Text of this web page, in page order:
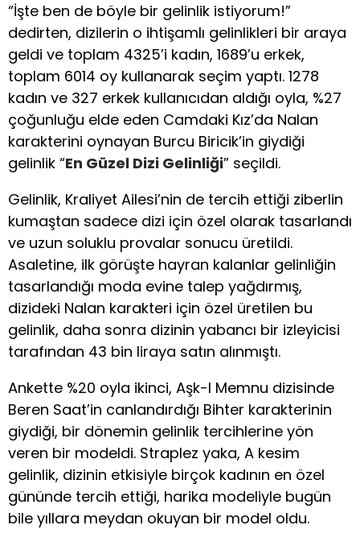
“İşte ben de böyle bir gelinlik istiyorum!”
dedirten, dizilerin o ihtişamlı gelinlikleri bir araya
geldi ve toplam 4325’i kadın, 1689’u erkek,
toplam 6014 oy kullanarak seçim yaptı. 1278
kadın ve 327 erkek kullanıcıdan aldığı oyla, %27
çoğunluğu elde eden Camdaki Kız’da Nalan
karakterini oynayan Burcu Biricik’in giydiği
gelinlik “En Güzel Dizi Gelinliği” seçildi.
Gelinlik, Kraliyet Ailesi’nin de tercih ettiği ziberlin
kumaştan sadece dizi için özel olarak tasarlandı
ve uzun soluklu provalar sonucu üretildi.
Asaletine, ilk görüşte hayran kalanlar gelinliğin
tasarlandığı moda evine talep yağdırmış,
dizideki Nalan karakteri için özel üretilen bu
gelinlik, daha sonra dizinin yabancı bir izleyicisi
tarafından 43 bin liraya satın alınmıştı.
Ankette %20 oyla ikinci, Aşk-I Memnu dizisinde
Beren Saat’in canlandırdığı Bihter karakterinin
giydiği, bir dönemin gelinlik tercihlerine yön
veren bir modeldi. Straplez yaka, A kesim
gelinlik, dizinin etkisiyle birçok kadının en özel
gününde tercih ettiği, harika modeliyle bugün
bile yıllara meydan okuyan bir model oldu.